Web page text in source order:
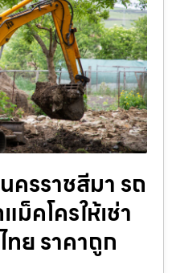
ครราชสีมา รถ
ม็คโครให้เช่า
ย ราคาถูก